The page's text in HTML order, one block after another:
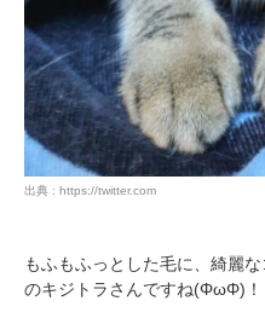
出典 : https://twitter.com
もふもふっとした毛に、綺麗
のキジトラさんですね(ΦωΦ)！